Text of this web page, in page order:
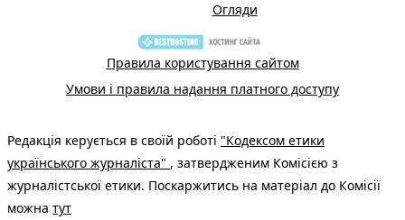
Огляди
Правила користування сайтом
Умови і правила надання платного доступу
Редакція керується в своїй роботі "Кодексом етики
українського журналіста" , затвердженим Комісією з
журналістської етики. Поскаржитись на матеріал до Комісії
можна тут